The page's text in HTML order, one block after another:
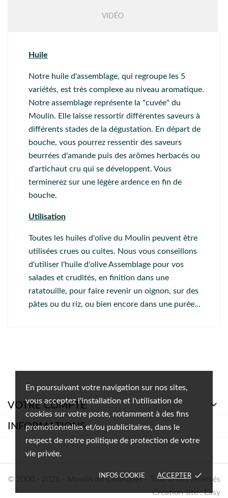
En poursuivant votre navigation sur nos sites,
vous acceptez l'installation et l'utilisation de
cookies sur votre poste, notamment à des fins
promotionnelles et/ou publicitaires, dans le
respect de notre politique de protection de votre
vie privée.
INFOS COOKIE ACCEPTER done
VIDÉO
Huile
Notre huile d'assemblage, qui regroupe les 5
variétés, est très complexe au niveau aromatique.
Notre assemblage représente la "cuvée" du
Moulin. Elle laisse ressortir différentes saveurs à
différents stades de la dégustation. En départ de
bouche, vous pourrez ressentir des saveurs
beurrées d'amande puis des arômes herbacés ou
d'artichaut cru qui se développent. Vous
terminerez sur une légère ardence en fin de
bouche.
Utilisation
Toutes les huiles d'olive du Moulin peuvent être
utilisées crues ou cuites. Nous vous conseillons
d'utiliser l'huile d'olive Assemblage pour vos
salades et crudités, en finition dans une
ratatouille, pour faire revenir un oignon, sur des
pâtes ou du riz, ou bien encore dans une purée...
VOTRE COMPTE 
INFORMATIONS
© 2000 - 2026 - Moulin du Calanquet - Tous droits réservés
Création site : Easy